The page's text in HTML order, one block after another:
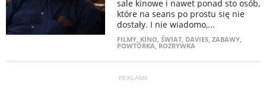
sale kinowe i nawet ponad sto osób,
które na seans po prostu się nie
dostały. I nie wiadomo,...
FILMY, KINO, ŚWIAT, DAVIES, ZABAWY,
POWTÓRKA,ROZRYWKA
REKLAMA